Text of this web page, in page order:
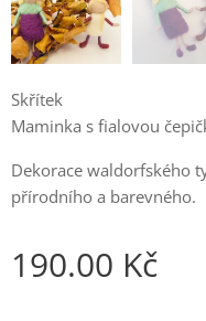
Skřítek
Maminka s fialovou
Dekorace waldorfského
přírodního a barevného.
190.00 Kč